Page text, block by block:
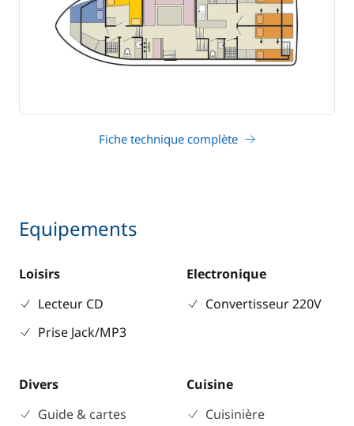
Fiche technique complète
Equipements
Loisirs
Lecteur CD
Prise Jack/MP3
Electronique
Convertisseur 220V
Divers
Guide & cartes
Cuisine
Cuisinière